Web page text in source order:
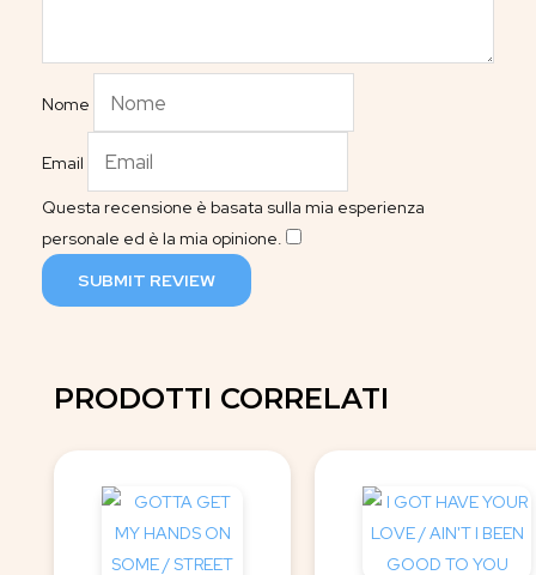
Nome
Email
Questa recensione è basata sulla mia esperienza
personale ed è la mia opinione.
SUBMIT REVIEW
PRODOTTI CORRELATI